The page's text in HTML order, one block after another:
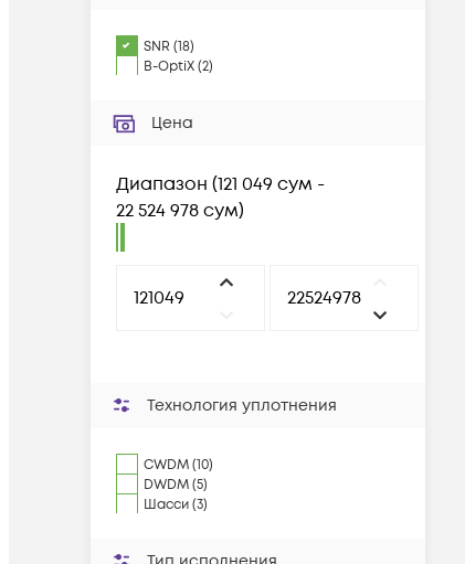
SNR (18)
B-OptiX(2)
Цена
Диапазон (121 049 сум -
22 524 978 сум)
Технология уплотнения
CWDM (10)
DWDM (5)
Шасси (3)